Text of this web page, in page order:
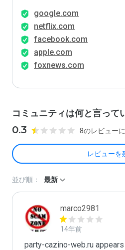
google.com
netflix.com
facebook.com
apple.com
foxnews.com
コミュニティは何と言って
0.3 8のレビュー
レビューを
並び順： 最新
marco2981
14年前
party-cazino-web.ru